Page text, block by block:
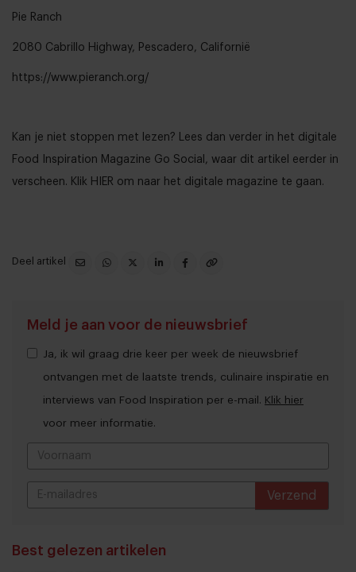
Pie Ranch
2080 Cabrillo Highway, Pescadero, Californië
https://www.pieranch.org/
Kan je niet stoppen met lezen? Lees dan verder in het digitale
Food Inspiration Magazine Go Social, waar dit artikel eerder in
verscheen. Klik HIER om naar het digitale magazine te gaan.
Deel artikel
Meld je aan voor de nieuwsbrief
Ja, ik wil graag drie keer per week de nieuwsbrief
ontvangen met de laatste trends, culinaire inspiratie en
interviews van Food Inspiration per e-mail. Klik hier
voor meer informatie.
Verzend
Best gelezen artikelen